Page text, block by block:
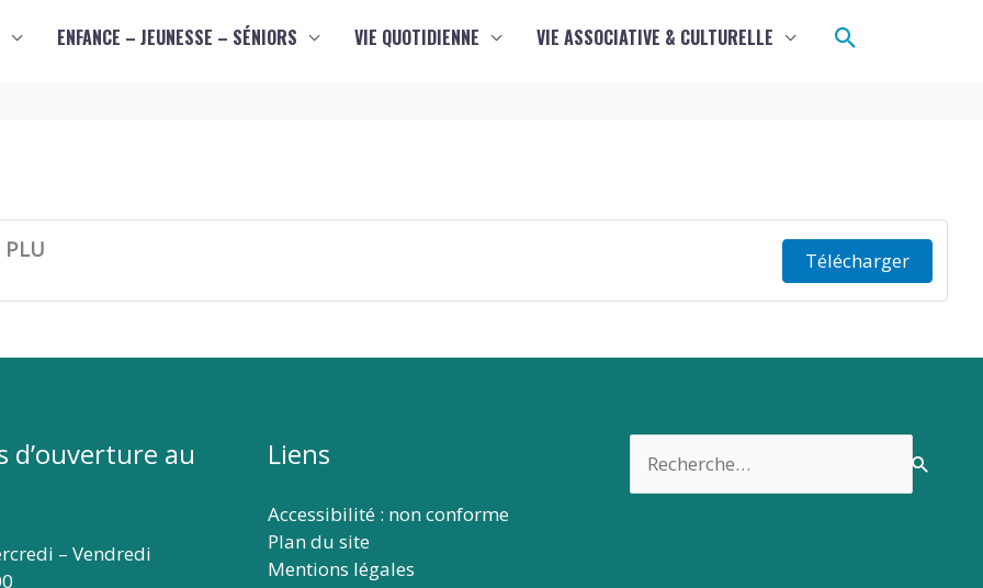
ENFANCE – JEUNESSE – SÉNIORS VIE QUOTIDIENNE VIE ASSOCIATIVE & CULTURELLE Rechercher
Télécharger
d’ouverture au
– Vendredi
Liens
Accessibilité : non conforme
Plan du site
Mentions légales